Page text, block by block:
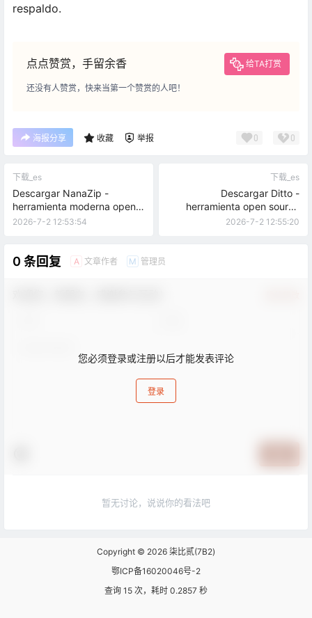
respaldo.
点点赞赏，手留余香 给TA打赏
还没有人赞赏，快来当第一个赞赏的人吧！
海报分享 收藏 举报 0 0
下载_es
Descargar NanaZip -
herramienta moderna open
source de compresión para
2026-7-2 12:53:54
下载_es
Descargar Ditto -
herramienta open source
para mejorar el portapapeles
2026-7-2 12:55:20
0 条回复 A 文章作者 M 管理员
您必须登录或注册以后才能发表评论
登录
暂无讨论，说说你的看法吧
Copyright © 2026 柒比贰(7B2)
鄂ICP备16020046号-2
查询 15 次，耗时 0.2857 秒